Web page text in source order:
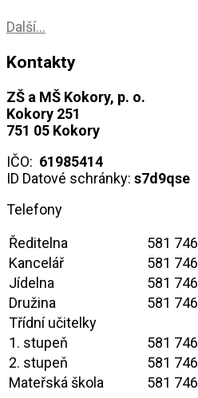
Další...
Kontakty
ZŠ a MŠ Kokory, p. o.
Kokory 251
751 05 Kokory
IČO: 61985414
ID Datové schránky: s7d9qse
Telefony
Ředitelna
581 746
Kancelář
581 746
Jídelna
581 746
Družina
581 746
Třídní učitelky
1. stupeň
581 746
2. stupeň
581 746
Mateřská škola
581 746